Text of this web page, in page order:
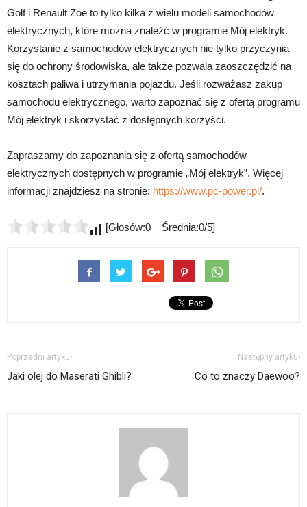
Golf i Renault Zoe to tylko kilka z wielu modeli samochodów
elektrycznych, które można znaleźć w programie Mój elektryk.
Korzystanie z samochodów elektrycznych nie tylko przyczynia
się do ochrony środowiska, ale także pozwala zaoszczędzić na
kosztach paliwa i utrzymania pojazdu. Jeśli rozważasz zakup
samochodu elektrycznego, warto zapoznać się z ofertą programu
Mój elektryk i skorzystać z dostępnych korzyści.
Zapraszamy do zapoznania się z ofertą samochodów
elektrycznych dostępnych w programie „Mój elektryk”. Więcej
informacji znajdziesz na stronie: https://www.pc-power.pl/.
[Głosów:0 Średnia:0/5]
Poprzedni artykuł
Jaki olej do Maserati Ghibli?
Następny artykuł
Co to znaczy Daewoo?